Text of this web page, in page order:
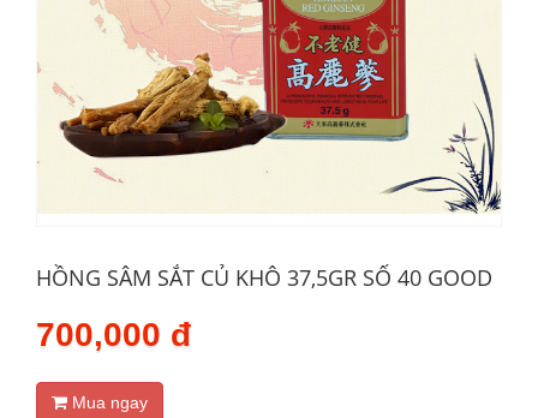
HỒNG SÂM SẮT CỦ KHÔ 37,5GR SỐ 40 GOOD
700,000 đ
Mua ngay